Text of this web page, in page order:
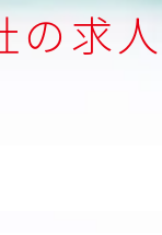
会社への転職
の求